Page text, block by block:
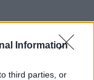
Information
third parties, or